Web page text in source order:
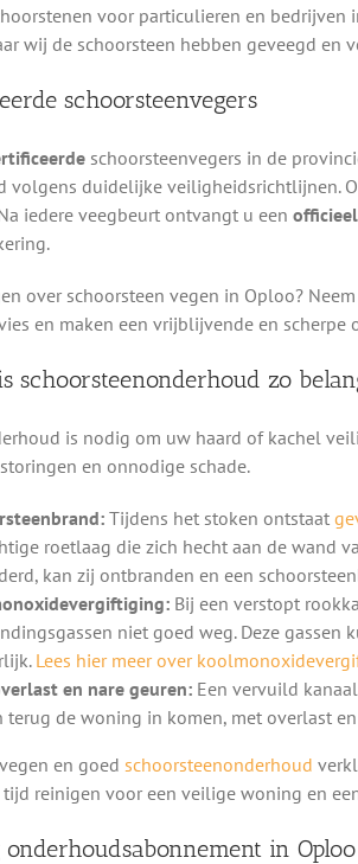
voor particulieren en
wij de schoorsteen hebben geveegd en
schoorsteenvegers
schoorsteenvegers in de
volgens duidelijke veiligheidsrichtlijnen.
iedere veegbeurt ontvangt u een
over schoorsteen vegen in Oploo?
en maken een vrijblijvende en scherpe
schoorsteenonderhoud zo
is nodig om uw haard of kachel
en onnodige schade.
Tijdens het stoken ontstaat
roetlaag die zich hecht aan de wand
kan zij ontbranden en een
Bij een verstopt
niet goed weg. Deze
Lees hier meer over
en nare geuren:Een vervuild
terug de woning in komen, met overlast
en goed schoorsteenonderhoud
reinigen voor een veilige woning en
onderhoudsabonnement in Oploo